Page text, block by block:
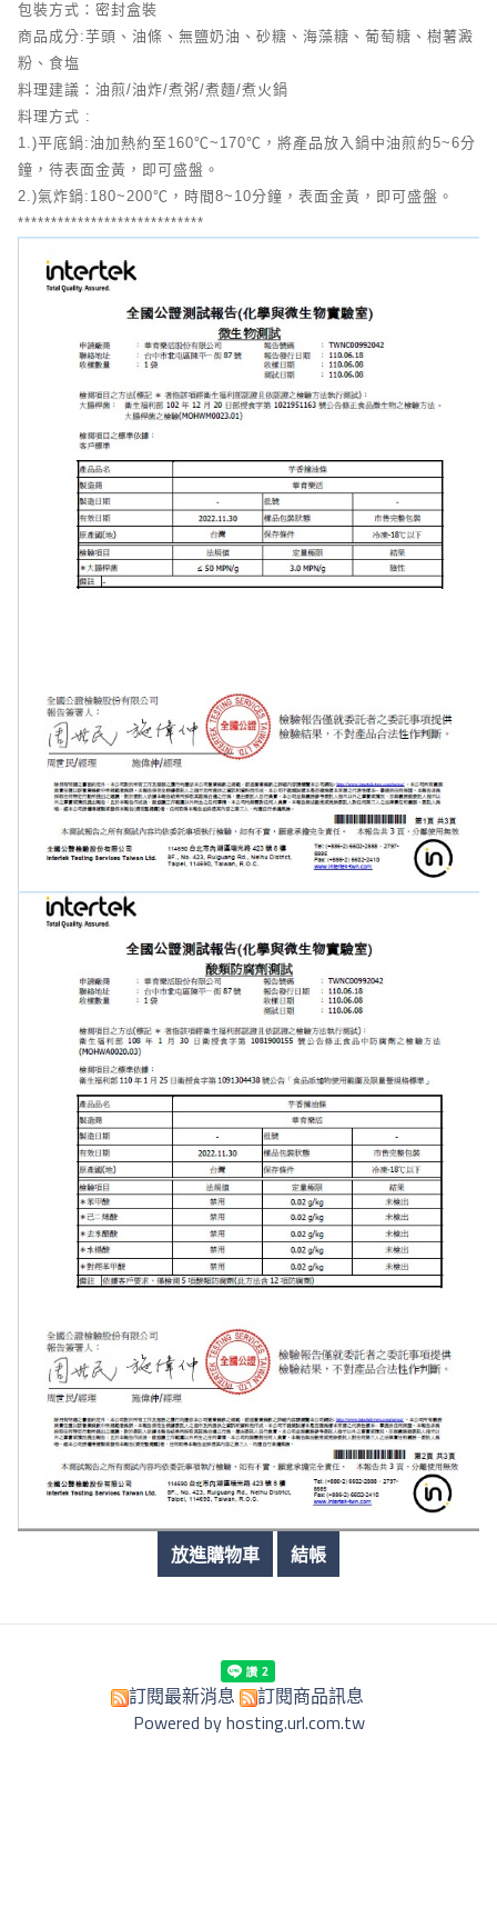
包裝方式：密封盒裝
商品成分:芋頭、油條、無鹽奶油、砂糖、海藻糖、葡萄糖、樹薯澱
粉、食塩
料理建議：油煎/油炸/煮粥/煮麵/煮火鍋
料理方式 :
1.)平底鍋:油加熱約至160℃~170℃，將產品放入鍋中油煎約5~6分
鐘，待表面金黃，即可盛盤。
2.)氣炸鍋:180~200℃，時間8~10分鐘，表面金黃，即可盛盤。
****************************
訂閱最新消息
訂閱商品訊息
Powered by hosting.url.com.tw